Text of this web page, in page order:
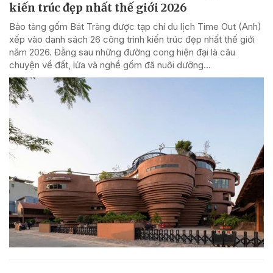
kiến trúc đẹp nhất thế giới 2026
Bảo tàng gốm Bát Tràng được tạp chí du lịch Time Out (Anh)
xếp vào danh sách 26 công trình kiến trúc đẹp nhất thế giới
năm 2026. Đằng sau những đường cong hiện đại là câu
chuyện về đất, lửa và nghề gốm đã nuôi dưỡng...